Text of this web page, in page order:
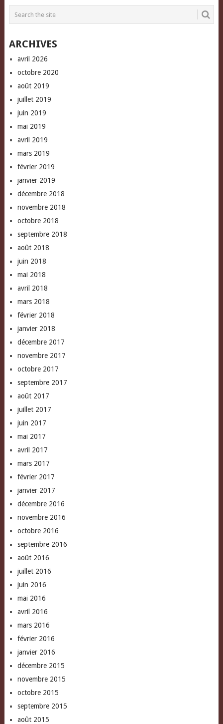
in
window)
in
window)
friend
ARCHIVES
avril 2026
octobre 2020
août 2019
juillet 2019
juin 2019
mai 2019
avril 2019
mars 2019
février 2019
janvier 2019
décembre 2018
novembre 2018
octobre 2018
septembre 2018
août 2018
juin 2018
mai 2018
avril 2018
mars 2018
février 2018
janvier 2018
décembre 2017
novembre 2017
octobre 2017
septembre 2017
août 2017
juillet 2017
juin 2017
mai 2017
avril 2017
mars 2017
février 2017
janvier 2017
décembre 2016
novembre 2016
octobre 2016
septembre 2016
août 2016
juillet 2016
juin 2016
mai 2016
avril 2016
mars 2016
février 2016
janvier 2016
décembre 2015
novembre 2015
octobre 2015
septembre 2015
août 2015